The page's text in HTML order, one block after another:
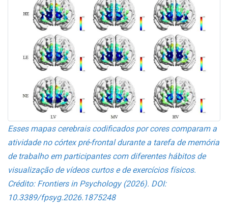
Esses mapas cerebrais codificados por cores comparam a
atividade no córtex pré-frontal durante a tarefa de memória
de trabalho em participantes com diferentes hábitos de
visualização de vídeos curtos e de exercícios físicos.
Crédito: Frontiers in Psychology (2026). DOI:
10.3389/fpsyg.2026.1875248